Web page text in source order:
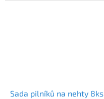
Sada pilníků na nehty 8ks